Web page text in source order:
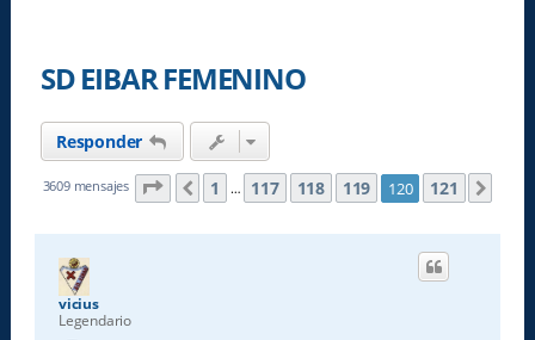
SD EIBAR FEMENINO
Responder
3609 mensajes Página 120 de121
Anterior
1 … 117 118 119 120 121
vicius
Legendario